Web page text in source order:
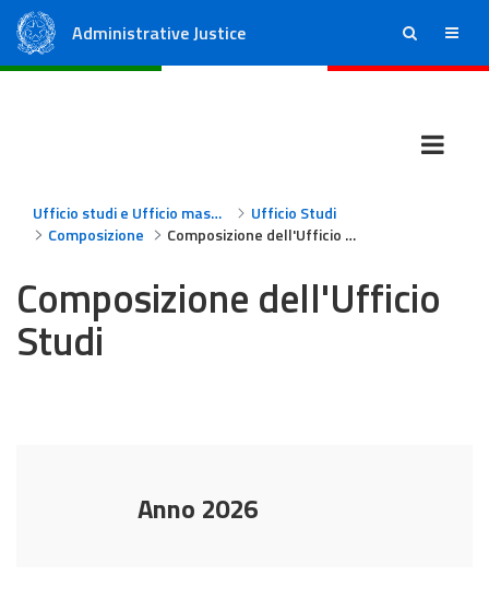
Administrative Justice ricerca menu
Ufficio studi e Ufficio massimario
Ufficio Studi
Composizione
Composizione dell'Ufficio Studi
Composizione dell'Ufficio
Studi
Anno 2026